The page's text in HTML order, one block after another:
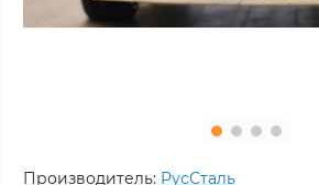
Производитель: РусСталь